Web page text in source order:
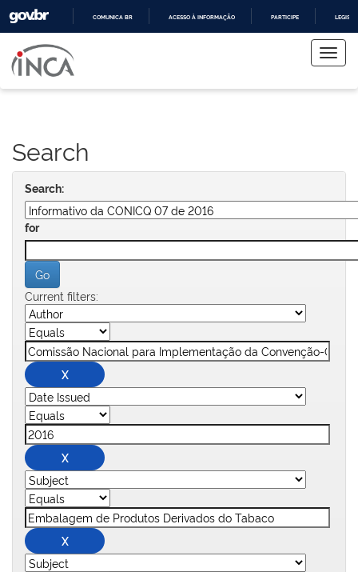
COMUNICA BR ACESSO À INFORMAÇÃO PARTICIPE
navigation
Search
Search:
for
Current filters: